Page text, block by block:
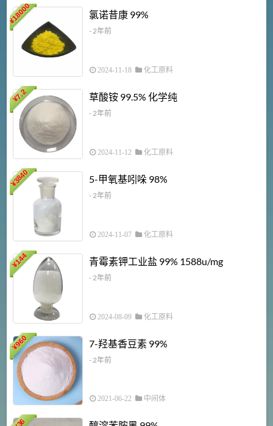
¥
18000 氯诺昔康 99%
- 2年前
2024-11-18 化工原料
¥
7.2 草酸铵 99.5% 化学纯
- 2年前
2024-11-12 化工原料
¥
3840 5-甲氧基吲哚 98%
- 2年前
2024-11-07 化工原料
¥
144 青霉素钾工业盐 99% 1588u/mg
- 2年前
2024-08-09 化工原料
¥
960 7-羟基香豆素 99%
- 2年前
2021-06-22 中间体
36